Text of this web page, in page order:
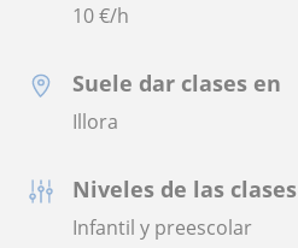
10€/h
Suele dar clases en
Illora
Niveles de las clases
Infantil y preescolar